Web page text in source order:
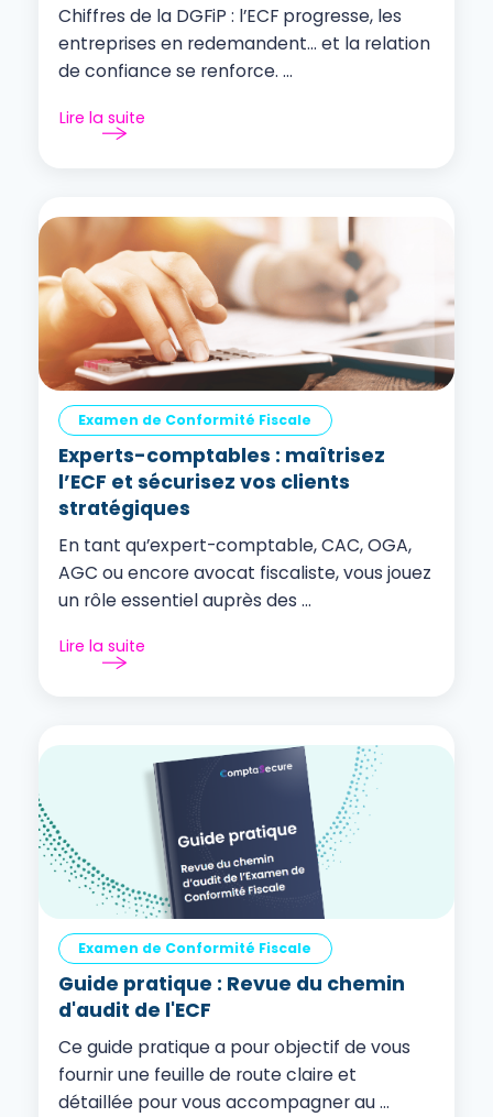
Chiffres de la DGFiP : l’ECF progresse, les
entreprises en redemandent… et la relation
de confiance se renforce. ...
Lire la suite
Examen de Conformité Fiscale
Experts-comptables : maîtrisez
l’ECF et sécurisez vos clients
stratégiques
En tant qu’expert-comptable, CAC, OGA,
AGC ou encore avocat fiscaliste, vous jouez
un rôle essentiel auprès des ...
Lire la suite
Examen de Conformité Fiscale
Guide pratique : Revue du chemin
d'audit de l'ECF
Ce guide pratique a pour objectif de vous
fournir une feuille de route claire et
détaillée pour vous accompagner au ...